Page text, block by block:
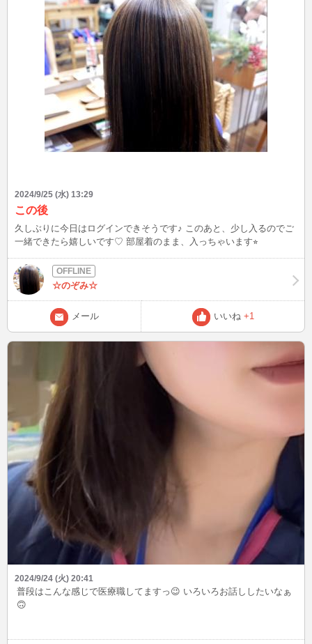
2024/9/25 (水) 13:29
この後
久しぶりに今日はログインできそうです♪ このあと、少し入るのでご
一緒できたら嬉しいです♡ 部屋着のまま、入っちゃいます⭐︎
☆のぞみ☆
メール いいね +1
2024/9/24 (火) 20:41
普段はこんな感じで医療職してますっ😉 いろいろお話ししたいなぁ
🙃